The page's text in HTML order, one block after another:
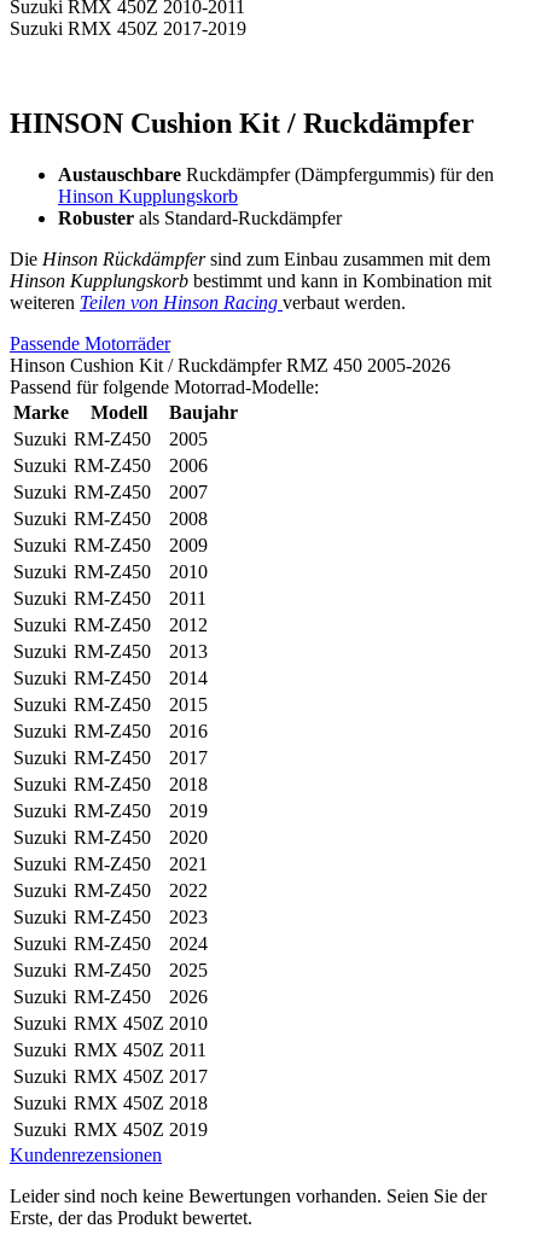
Suzuki RMX 450Z 2010-2011
Suzuki RMX 450Z 2017-2019
HINSON Cushion Kit / Ruckdämpfer
Austauschbare Ruckdämpfer (Dämpfergummis) für den
Hinson Kupplungskorb
Robuster als Standard-Ruckdämpfer
Die Hinson Rückdämpfersind zum Einbau zusammen mit dem
Hinson Kupplungskorb bestimmt und kann in Kombination mit
weiteren Teilen von Hinson Racing verbaut werden.
Passende Motorräder
Hinson Cushion Kit / Ruckdämpfer RMZ 450 2005-2026
Passend für folgende Motorrad-Modelle:
Marke
Modell
Baujahr
Suzuki RM-Z450
2005
Suzuki RM-Z450
2006
Suzuki RM-Z450
2007
Suzuki RM-Z450
2008
Suzuki RM-Z450
2009
Suzuki RM-Z450
2010
Suzuki RM-Z450
2011
Suzuki RM-Z450
2012
Suzuki RM-Z450
2013
Suzuki RM-Z450
2014
Suzuki RM-Z450
2015
Suzuki RM-Z450
2016
Suzuki RM-Z450
2017
Suzuki RM-Z450
2018
Suzuki RM-Z450
2019
Suzuki RM-Z450
2020
Suzuki RM-Z450
2021
Suzuki RM-Z450
2022
Suzuki RM-Z450
2023
Suzuki RM-Z450
2024
Suzuki RM-Z450
2025
Suzuki RM-Z450
2026
Suzuki RMX 450Z 2010
Suzuki RMX 450Z 2011
Suzuki RMX 450Z 2017
Suzuki RMX 450Z 2018
Suzuki RMX 450Z 2019
Kundenrezensionen
Leider sind noch keine Bewertungen vorhanden. Seien Sie der
Erste, der das Produkt bewertet.